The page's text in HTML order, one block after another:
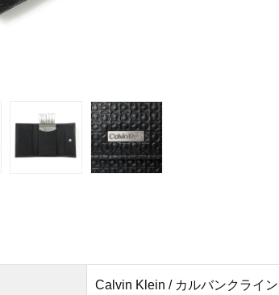
Calvin Klein / カルバンクライン